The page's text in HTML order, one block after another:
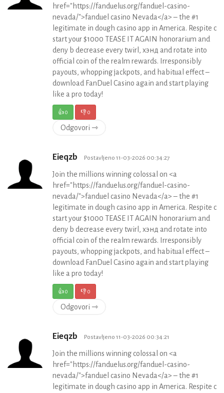
href="https://fanduelus.org/fanduel-casino-
nevada/">fanduel casino Nevada</a> – the #1
legitimate in dough casino app in America. Respite c
start your $1000 TEASE IT AGAIN honorarium and
deny b decrease every twirl, хэнд and rotate into
official coin of the realm rewards. Irresponsibly
payouts, whopping jackpots, and habitual effect –
download FanDuel Casino again and start playing
like a pro today!
👍0 👎0
Odgovori ⇾
Eieqzb Postavljeno 11-03-2026 00:34:27
Join the millions winning colossal on <a
href="https://fanduelus.org/fanduel-casino-
nevada/">fanduel casino Nevada</a> – the #1
legitimate in dough casino app in America. Respite c
start your $1000 TEASE IT AGAIN honorarium and
deny b decrease every twirl, хэнд and rotate into
official coin of the realm rewards. Irresponsibly
payouts, whopping jackpots, and habitual effect –
download FanDuel Casino again and start playing
like a pro today!
👍0 👎0
Odgovori ⇾
Eieqzb Postavljeno 11-03-2026 00:34:21
Join the millions winning colossal on <a
href="https://fanduelus.org/fanduel-casino-
nevada/">fanduel casino Nevada</a> – the #1
legitimate in dough casino app in America. Respite c